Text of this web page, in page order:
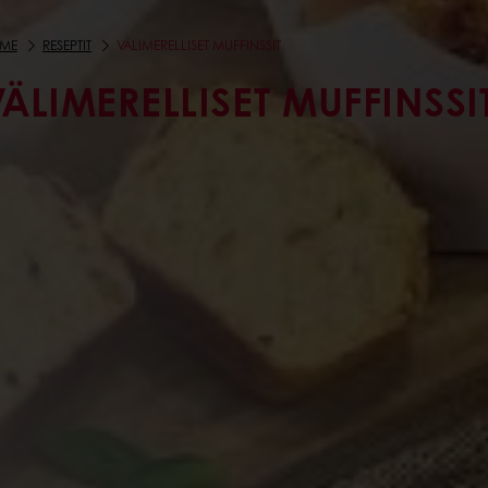
RESEPTIT VÄLIMERELLISET MUFFINSSIT